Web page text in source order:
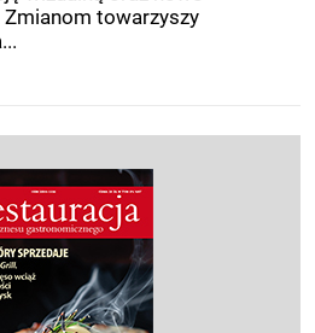
towarzyszy